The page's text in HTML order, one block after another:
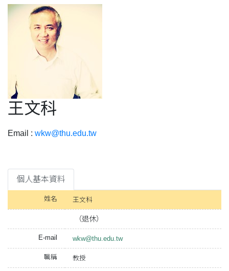
王文科
Email : wkw@thu.edu.tw
個人基本資料
姓名 王文科
（退休）
E-mail wkw@thu.edu.tw
職稱 教授